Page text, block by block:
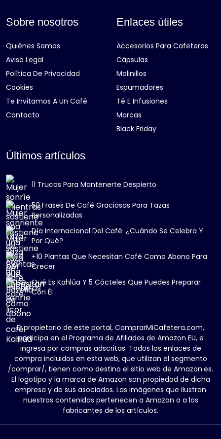
Sobre nosotros
Quiénes Somos
Aviso Legal
Política De Privacidad
Cookies
Te Invitamos A Un Café
Contacto
Enlaces útiles
Accesorios Para Cafeteras
Cápsulas
Molinillos
Espumadores
Té E Infusiones
Marcas
Black Friday
Últimos artículos
11 Trucos Para Mantenerte Despierto
50 Frases De Café Graciosas Para Tazas
Personalizadas
Día Internacional Del Café: ¿Cuándo Se Celebra Y
Por Qué?
+10 Plantas Que Necesitan Café Como Abono Para
Crecer
Qué Es Kahlúa Y 5 Cócteles Que Puedes Preparar
Con Él
El propietario de este portal, ComprarMiCafetera.com,
participa en el Programa de Afiliados de Amazon EU, e
ingresa por compras adscritas. Todos los enlaces de
compra incluidos en esta web, que utilizan el segmento
/comprar/, tienen como destino el sitio web de Amazon.es.
El logotipo y la marca de Amazon son propiedad de dicha
empresa y de sus asociados. Las imágenes que ilustran
nuestros contenidos pertenecen a Amazon o a los
fabricantes de los artículos.